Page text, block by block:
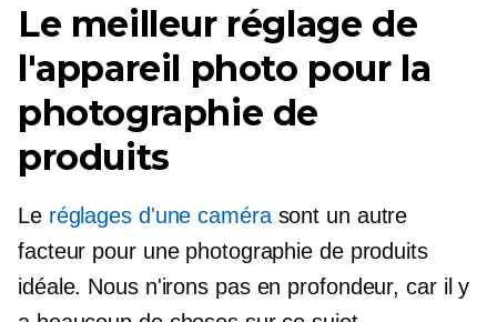
Le meilleur réglage de
l'appareil photo pour la
photographie de
produits
Le réglages d'une camérasont un autre
facteur pour une photographie de produits
idéale. Nous n'irons pas en profondeur, car il y